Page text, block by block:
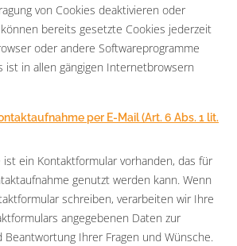
von Cookies deaktivieren oder
bereits gesetzte Cookies jederzeit
oder andere Softwareprogramme
ist in allen gängigen Internetbrowsern
per E-Mail (Art. 6 Abs. 1 lit.
ein Kontaktformular vorhanden, das für
genutzt werden kann. Wenn
schreiben, verarbeiten wir Ihre
angegebenen Daten zur
Beantwortung Ihrer Fragen und Wünsche.